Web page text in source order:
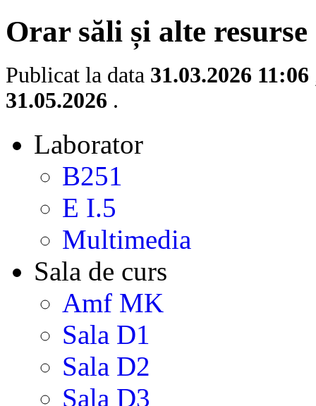
Orar săli și alte resurse
Publicat la data 31.03.2026 11:06
31.05.2026 .
Laborator
B251
E I.5
Multimedia
Sala de curs
Amf MK
Sala D1
Sala D2
Sala D3